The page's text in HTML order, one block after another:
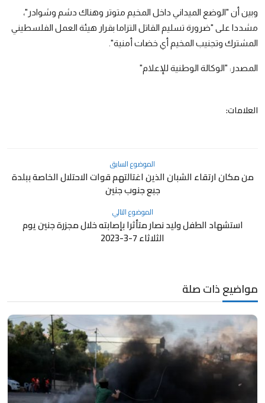
وبين أن "الوضع الميداني داخل المخيم متوتر وهناك دشم وشوادر"،
مشددا على "ضرورة تسليم القاتل التزاما بقرار هيئة العمل الفلسطيني
المشترك وتجنيب المخيم أي خضات أمنية".
المصدر: "الوكالة الوطنية للإعلام"
العلامات:
الموضوع السابق
من مكان ارتقاء الشبان الذين اغتالتهم قوات الاحتلال الخاصة ببلدة
جبع جنوب جنين
الموضوع التالي
استشهاد الطفل وليد نصار متأثرا بإصابته خلال مجزرة جنين يوم
الثلاثاء 7-3-2023
مواضيع ذات صلة